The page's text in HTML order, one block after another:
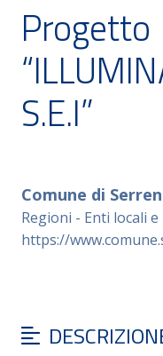
Progetto
S.E.I”
Comune di
Regioni - Enti locali
https://